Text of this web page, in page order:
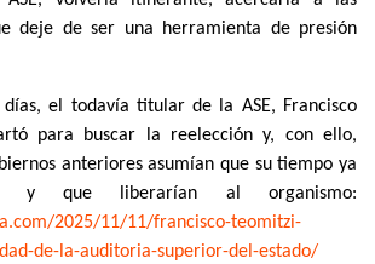
deje de ser una herramienta de presión
días, el todavía titular de la ASE, Francisco
para buscar la reelección y, con ello,
anteriores asumían que su tiempo ya
y que liberarían al organismo:
2025/11/11/francisco-teomitzi-
de-la-auditoria-superior-del-estado/